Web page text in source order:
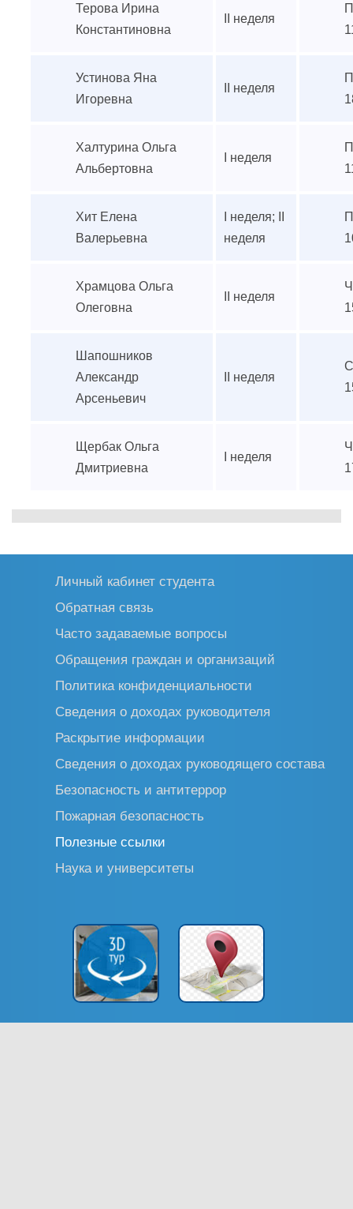
Терова Ирина
Константиновна
II неделя
Устинова Яна
Игоревна
II неделя
Халтурина Ольга
Альбертовна
I неделя
Хит Елена
Валерьевна
I неделя; II
неделя
Храмцова Ольга
Олеговна
II неделя
Шапошников
Александр
Арсеньевич
II неделя
Щербак Ольга
Дмитриевна
I неделя
Личный кабинет студента
Обратная связь
Часто задаваемые вопросы
Обращения граждан и организаций
Политика конфиденциальности
Сведения о доходах руководителя
Раскрытие информации
Сведения о доходах руководящего состава
Безопасность и антитеррор
Пожарная безопасность
Полезные ссылки
Наука и университеты